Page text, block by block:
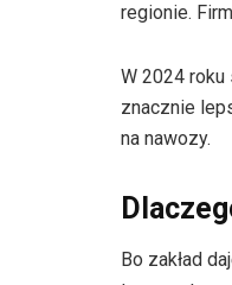
regionie.
W 2024 roku
znacznie
na nawozy.
Bo zakład